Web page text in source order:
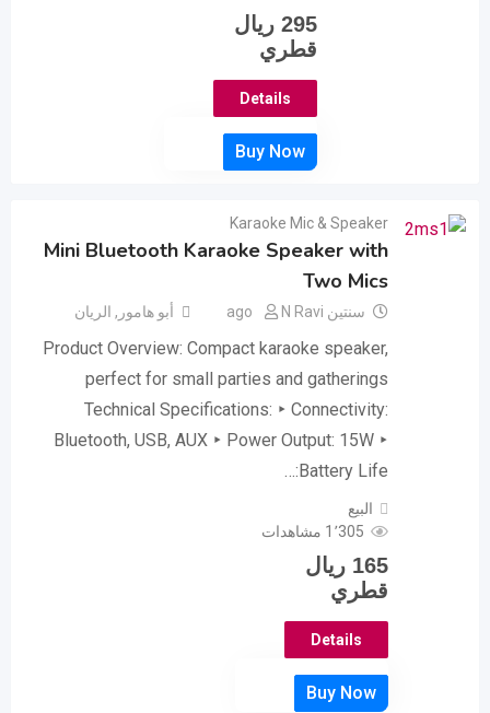
295 ريال
قطري
Details
Karaoke Mic & Speaker
Mini Bluetooth Karaoke Speaker with
Two Mics
سنتين ago N Ravi أبو هامور , الريان
Product Overview: Compact karaoke speaker,
perfect for small parties and gatherings
Technical Specifications: ‣ Connectivity:
Bluetooth, USB, AUX ‣ Power Output: 15W ‣
Battery Life:…
البيع
1٬305 مشاهدات
165 ريال
قطري
Details